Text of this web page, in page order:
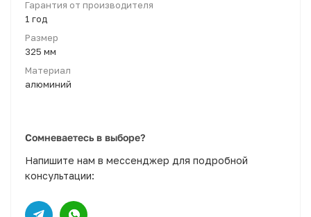
Гарантия от производителя
1 год
Размер
325 мм
Материал
алюминий
Сомневаетесь в выборе?
Напишите нам в мессенджер для подробной
консультации: